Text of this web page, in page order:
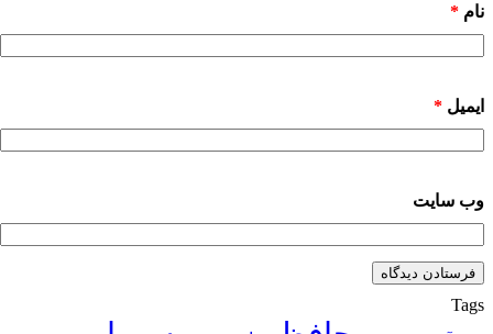
نام *
ایمیل *
وب‌ سایت
Tags